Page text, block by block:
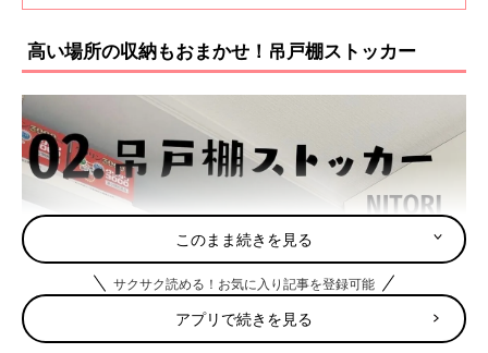
して買い物しちゃったりすることがありますよ
ちな冷蔵庫の整理に役立つ便利な収納アイテム
をご紹介します。
高い場所の収納もおまかせ！吊戸棚ストッカー
このまま続きを見る
サクサク読める！お気に入り記事を登録可能
アプリで続きを見る